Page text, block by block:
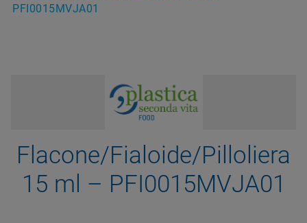
PFI0015MVJA01
Flacone/Fialoide/Pilloliera
15 ml – PFI0015MVJA01